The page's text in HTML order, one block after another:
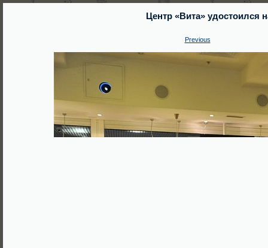
Центр «Вита»
Previous